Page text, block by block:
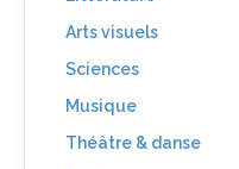
Arts visuels
Sciences
Musique
Théâtre & danse